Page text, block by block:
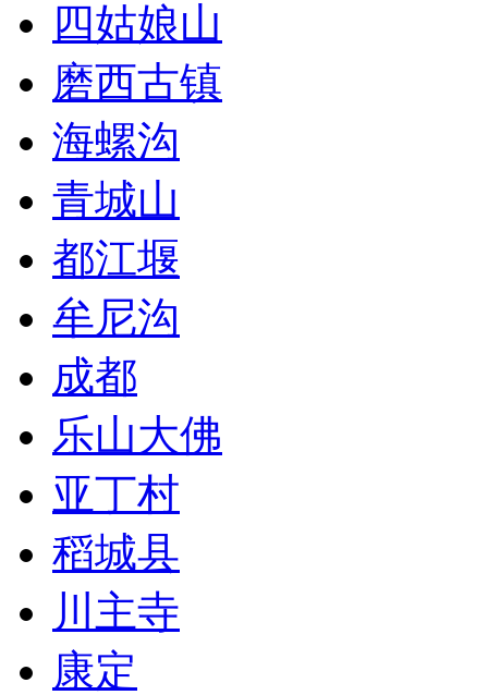
四姑娘山
磨西古镇
海螺沟
青城山
都江堰
牟尼沟
成都
乐山大佛
亚丁村
稻城县
川主寺
康定